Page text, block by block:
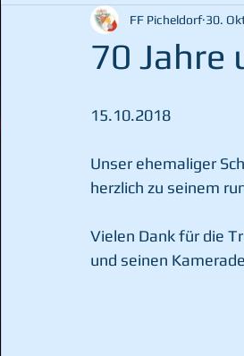
70 Jahre
FF Picheldorf 30.
15.10.2018
Unser ehemaliger
herzlich zu seinem
Vielen Dank für die
und seinen